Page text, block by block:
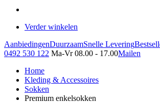
Verder winkelen
AanbiedingenDuurzaamSnelle Levering
0492 530 122 Ma-Vr 08.00 - 17.00Mailen
Home
Kleding & Accessoires
Sokken
Premium enkelsokken